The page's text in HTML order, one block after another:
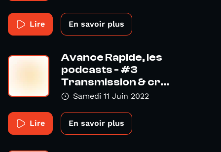
Lire En savoir plus
Avance Rapide, les
podcasts - #3
Transmission & cr...
Samedi 11 Juin 2022
Lire En savoir plus